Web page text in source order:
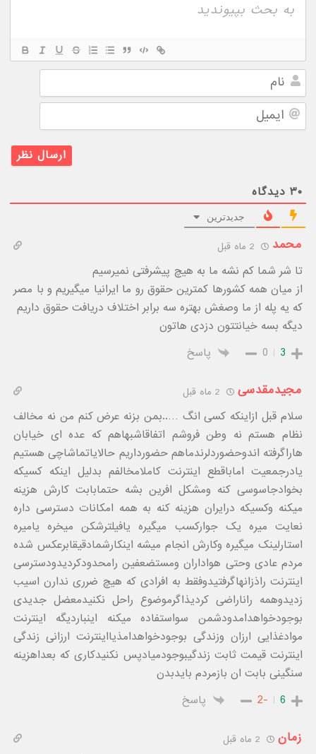
نام
ایمیل
۳۰ دیدگاه
جدیدترین
محمد
تا شر شما کم نشه ما به هیچ پیشرفتی نمیرسیم
از میان همه کشورها کمترین حقوق رو ما ایرانیا میگیریم و با مصر
که یه پله از ما وصغش بهتره سه برابر اختلاف دریافت حقوق داریم
دیگه بسه خیانتتون دزدی هاتون
3
0 پاسخ
مجیدمقدسی
سلام قبل ازاینکه کسی انگ …..بمن بزنه عرض کنم من نه مخالف
نظام هستم نه وطن فروشم اتفاقاشبهاهم که عده ای خیابان
هاراگرفته اندوحضوردلرندماهم حضورداریم حالایاتماشاچی هستیم
یادرجمعیت اماباقطع اینترنت کاملامخالفم بدلیل اینکه کسیکه
بخوادجاسوسی کنه ومشکل افرین بشه حتمابابت کارش هزینه
میکنه وکسیکه درایران هزینه کنه به همه امکانات دسترسی داره
نعایت میره یک جوارکسب میگیره یافیلترشکن میخره یامیره
استارلینک میگیره وکارش انجام میشه اینکارشمادقیقابرعکس شده
مردم عادی وحتی هواداران ومستضعفین رامحدودکردیدودسترسی
اینترنت راذزانهاگرفتیدوفقط به افرادی که هیچ ضرری ندارن اسیب
زدیدوهمه راناراضی کردیذاگرموضوع راحل نکنیدمعضل جدیدی
بوجودخواهدامدودشمن سواستفاده میکنه اینباردیگه اینترنت
موادغذایی ارزان وزندگی بوجودخواهدامذیااینترنت ارزانی زندگی
اینترنت قیمت ثابت زندگیبوجودمیادپس نکنیدکاری که بعداهزینه
سنگینی بابت ان بازمردم بایدبدن
6
-2 پاسخ
زمان